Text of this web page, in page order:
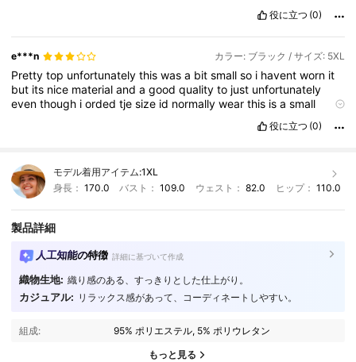
役に立つ (0)
e***n カラー: ブラック / サイズ: 5XL
Prettytop unfortunatelythiswasa bitsmallso i haventworn it
but its nice materialandagoodqualityto just unfortunately
eventhough iordedtjesize id normallywearthis isasmall
役に立つ (0)
モデル着用アイテム:1XL
身長： 170.0 バスト：109.0 ウェスト： 82.0 ヒップ： 110.0
製品詳細
人工知能の特徴 詳細に基づいて作成
織物生地: 織り感のある、すっきりとした仕上がり。
カジュアル: リラックス感があって、コーディネートしやすい。
組成: 95% ポリエステル, 5% ポリウレタン
もっと見る
4.86 1M フォロワー
1M フォロワー